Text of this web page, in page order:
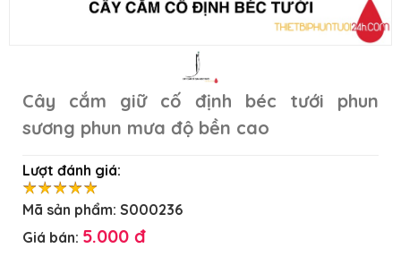
Cây cắm giữ cố định béc tưới phun
sương phun mưa độ bền cao
Lượt đánh giá:
Mã sản phẩm: S000236
Giá bán: 5.000 đ